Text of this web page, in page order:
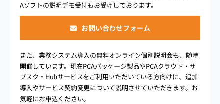
Aソフトの説明デモ受付もお受けしております。
お問い合わせフォーム
また、業務システム導入の無料オンライン個別説明会も、随時
開催しています。現在PCAパッケージ製品やPCAクラウド・サ
ブスク・Hubサービスをご利用いただいている方向けに、追加
導入やサービス契約変更について説明させていただきます。お
気軽にお申込ください。